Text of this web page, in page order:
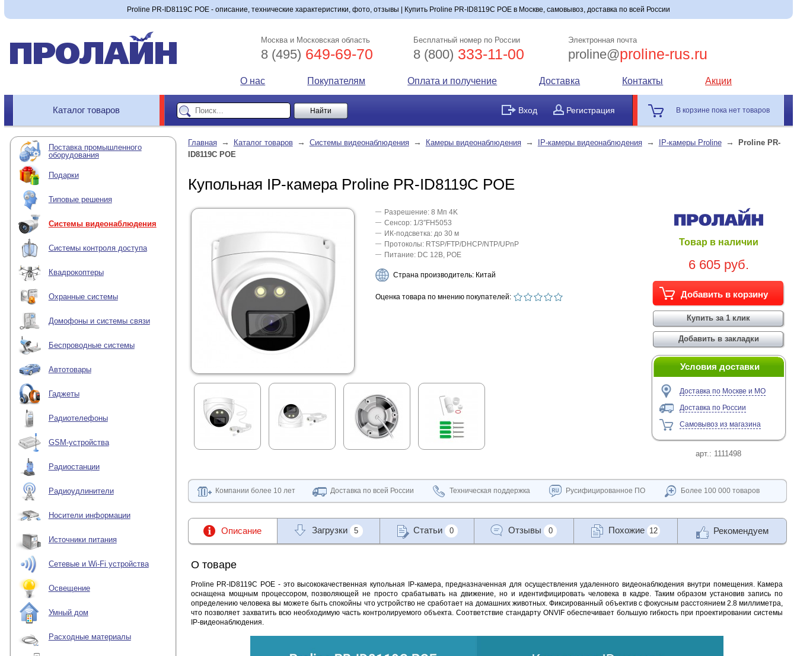
Proline PR-ID8119C POE - описание, технические характеристики, фото, отзывы | Купить Proline PR-ID8119C POE в Москве, самовывоз, доставка по всей России
Москва и Московская область
8 (495) 649-69-70
Бесплатный номер по России
8 (800) 333-11-00
Электронная почта
proline@proline-rus.ru
О нас Покупателям Оплата и получение Доставка Контакты Акции
Каталог товаров Вход Регистрация В корзине пока нет товаров
Поставка промышленного
оборудования
Подарки
Типовые решения
Системы видеонаблюдения
Системы контроля доступа
Квадрокоптеры
Охранные системы
Домофоны и системы связи
Беспроводные системы
Автотовары
Гаджеты
Радиотелефоны
GSM-устройства
Радиостанции
Радиоудлинители
Носители информации
Источники питания
Сетевые и Wi-Fi устройства
Освещение
Умный дом
Расходные материалы
Главная → Каталог товаров → Системы видеонаблюдения → Камеры видеонаблюдения → IP-камеры видеонаблюдения → IP-камеры Proline →
Proline PR-
ID8119C POE
Купольная IP-камера Proline PR-ID8119C POE
Разрешение: 8 Mп 4K
Сенсор: 1/3″FH5053
ИК-подсветка: до 30 м
Протоколы: RTSP/FTP/DHCP/NTP/UPnP
Питание: DC 12В, POE
Страна производитель: Китай
Оценка товара по мнению покупателей:
Товар в наличии
6 605 руб.
Условия доставки
Доставка по Москве и МО
Доставка по России
Самовывоз из магазина
арт.: 1111498
Компании более 10 лет Доставка по всей России Техническая поддержка Русифицированное ПО Более 100 000 товаров
Описание Загрузки 5 Статьи 0 Отзывы 0 Похожие 12 Рекомендуем
О товаре
Proline PR-ID8119C POE - это высококачественная купольная IP-камера, предназначенная для осуществления удаленного видеонаблюдения внутри помещения. Камера
оснащена мощным процессором, позволяющей не просто срабатывать на движение, но и идентифицировать человека в кадре. Таким образом установив запись по
определению человека вы можете быть спокойны что устройство не сработает на домашних животных. Фиксированный объектив с фокусным расстоянием 2.8 миллиметра,
что позволяет захватить всю необходимую часть контролируемого объекта. Соответствие стандарту ONVIF обеспечивает большую гибкость при проектировании системы
IP-видеонаблюдения.